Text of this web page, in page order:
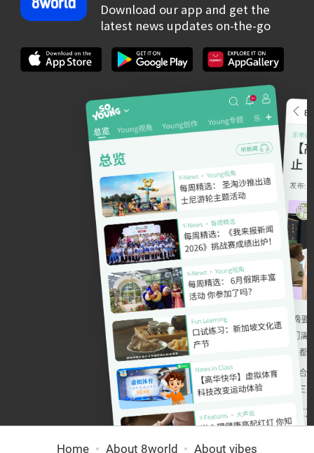
Download our app and get the
latest news updates on-the-go
Home About 8world About vibes